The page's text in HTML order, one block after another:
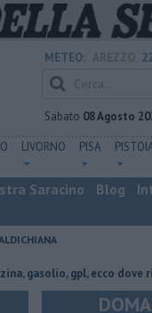
METEO:
Sabato 08 Agosto
LIVORNO PISA
Saracino Blog
gpl, ecco dove